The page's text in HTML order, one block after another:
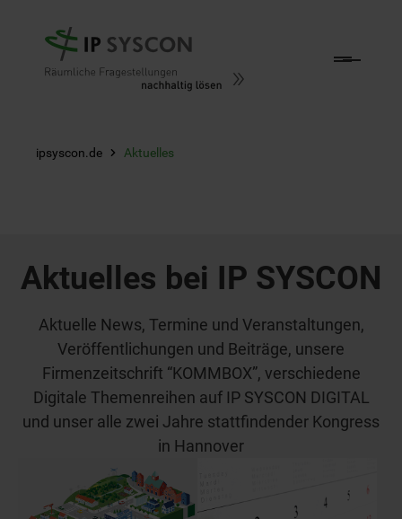
ipsyscon.de Aktuelles
Aktuelles bei IP SYSCON
Aktuelle News, Termine und Veranstaltungen,
Veröffentlichungen und Beiträge, unsere
Firmenzeitschrift “KOMMBOX”, verschiedene
Digitale Themenreihen auf IP SYSCON DIGITAL
und unser alle zwei Jahre stattfindender Kongress
in Hannover